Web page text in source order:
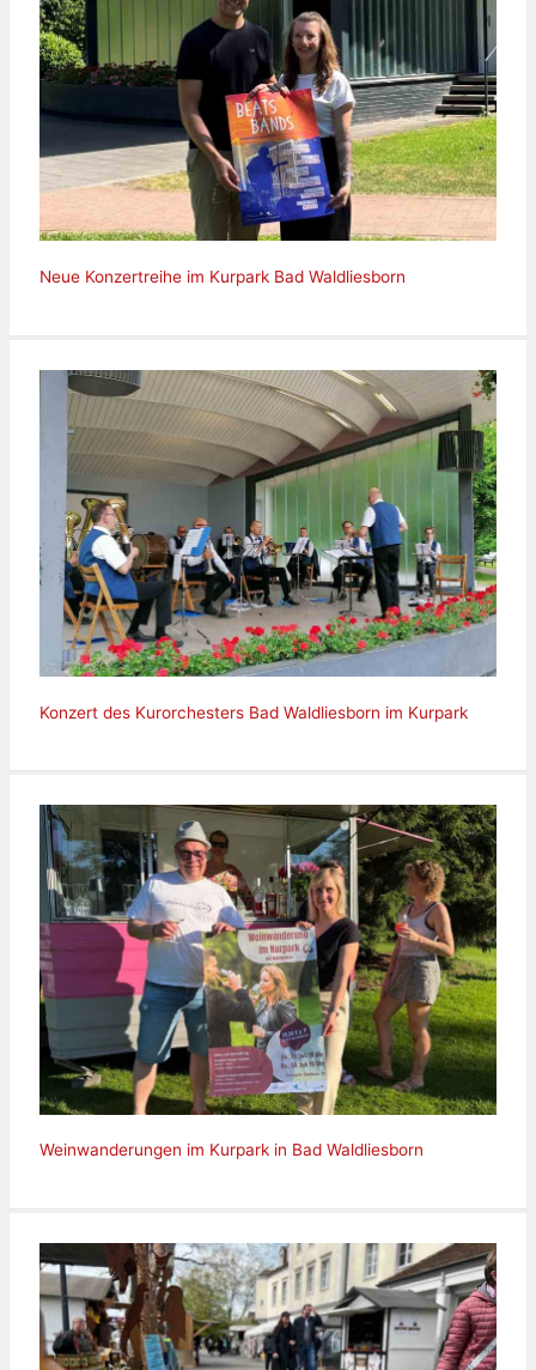
Neue Konzertreihe im Kurpark Bad Waldliesborn
Konzert des Kurorchesters Bad Waldliesborn im Kurpark
Weinwanderungen im Kurpark in Bad Waldliesborn